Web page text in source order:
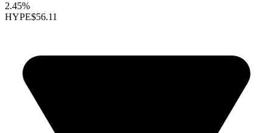
2.45%
HYPE$56.11